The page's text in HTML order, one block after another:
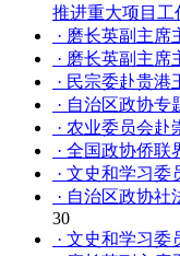
推进重大项目工
· 磨长英副主
· 磨长英副主席
· 民宗委赴贵
· 自治区政协专
· 农业委员会赴
· 全国政协侨联
· 文史和学习委
· 自治区政协
30
· 文史和学习委